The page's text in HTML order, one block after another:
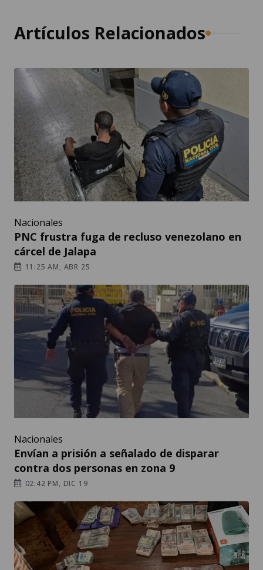
Artículos Relacionados
Nacionales
PNC frustra fuga de recluso venezolano en
cárcel de Jalapa
11:25 AM, ABR 25
Nacionales
Envían a prisión a señalado de disparar
contra dos personas en zona 9
02:42 PM, DIC 19